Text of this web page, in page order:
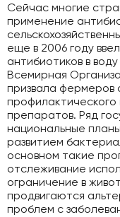
Сейчас многие
применение
еще в 2006 году
антибиотиков в
Всемирная
призвала фермеров
профилактического
препаратов. Ряд
национальные
развитием
основном такие
отслеживание
ограничение в
продвигаются
проблем с